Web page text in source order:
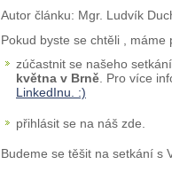
Autor článku: Mgr. Ludvík
Pokud byste se chtěli , máme
zúčastnit se našeho
května v Brně . Pro více
LinkedInu. :)
přihlásit se na náš zde.
Budeme se těšit na setkání s